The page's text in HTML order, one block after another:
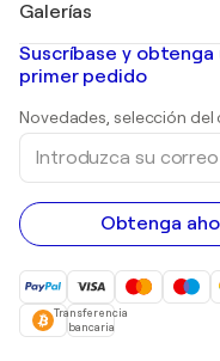
Banksy
Mr. Brainwash
Shepard Fairey
Pinturas abstractas en
pinturas de paisajes
Huellas dactilares
pinturas acrílicas
Galerías
Galerías de arte en
Suscríbase y obtenga
primer pedido
Novedades, selección del
Introduzca
correo
electrónico
Obtenga
Transferencia
bancaria